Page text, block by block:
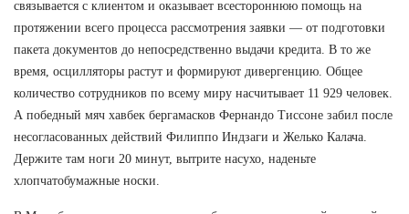
связывается с клиентом и оказывает всестороннюю помощь на
протяжении всего процесса рассмотрения заявки — от подготовки
пакета документов до непосредственно выдачи кредита. В то же
время, осцилляторы растут и формируют дивергенцию. Общее
количество сотрудников по всему миру насчитывает 11 929 человек.
А победный мяч хавбек бергамасков Фернандо Тиссоне забил после
несогласованных действий Филиппо Индзаги и Желько Калача.
Держите там ноги 20 минут, вытрите насухо, наденьте
хлопчатобумажные носки.